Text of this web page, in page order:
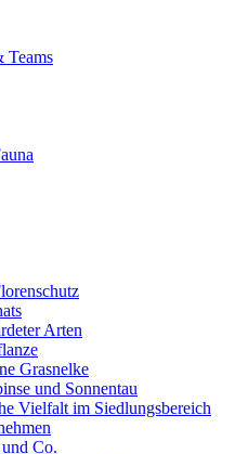
Teams
Arten
Grasnelke
und Sonnentau
Vielfalt im Siedlungsbereich
Co.